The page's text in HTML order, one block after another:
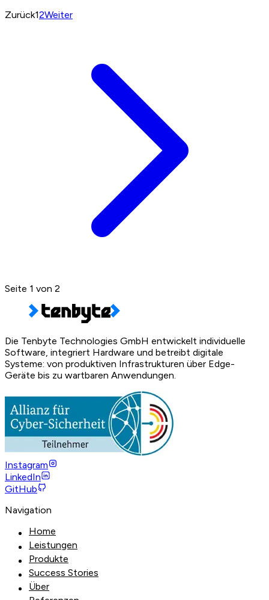
Zurück12Weiter
Seite 1 von 2
Die Tenbyte Technologies GmbH entwickelt individuelle
Software, integriert Hardware und betreibt digitale
Systeme: von produktiven Infrastrukturen über Edge-
Geräte bis zu wartbaren Anwendungen.
Instagram
LinkedIn
GitHub
Navigation
Home
Leistungen
Produkte
Success Stories
Über